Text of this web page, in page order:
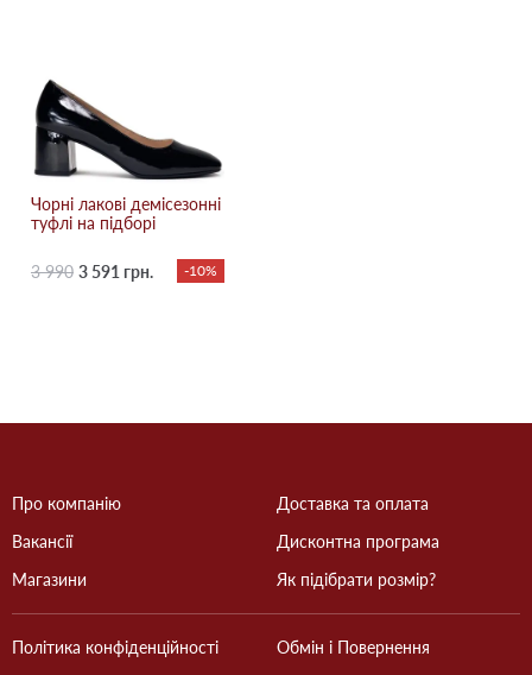
Чорні лакові демісезонні
туфлі на підборі
3 990 3 591 грн. -10%
Про компанію
Вакансії
Магазини
Доставка та оплата
Дисконтна програма
Як підібрати розмір?
Політика конфіденційності Обмін і Повернення